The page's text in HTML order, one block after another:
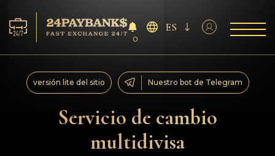
Servicios
Reservas
Para los socios
0
ES
Servicio de cambio
multidivisa
versión lite del sitio Nuestro bot de Telegram